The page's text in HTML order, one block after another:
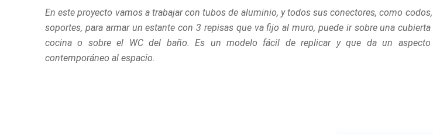
En este proyecto vamos a trabajar con tubos de aluminio, y todos sus conectores, como
soportes, para armar un estante con 3 repisas que va fijo al muro, puede ir sobre una
cocina o sobre el WC del baño. Es un modelo fácil de replicar y que da un aspecto
contemporáneo al espacio.